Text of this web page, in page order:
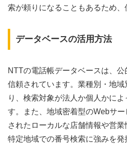
索が頼りになることもあるため、
データベースの活用方法
NTTの電話帳データベースは、
信頼されています。業種別・地
り、検索対象が法人か個人かに
す。また、地域密着型のWebサ
されたローカルな店舗情報や営業
特定地域での番号検索に強みを